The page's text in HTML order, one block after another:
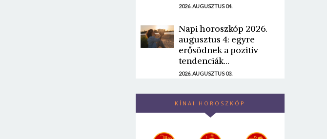
2026. AUGUSZTUS 04.
Napi horoszkóp 2026.
augusztus 4: egyre
erősödnek a pozitív
tendenciák...
2026. AUGUSZTUS 03.
KÍNAI HOROSZKÓP